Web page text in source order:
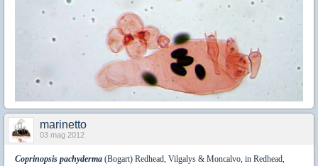
marinetto
03 mag 2012
Coprinopsis pachyderma (Bogart) Redhead, Vilgalys & Moncalvo, in Redhead,